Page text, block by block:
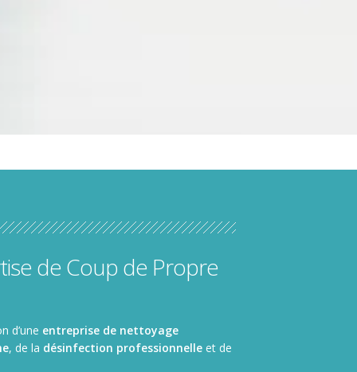
de Coup de Propre
d’une entreprise de nettoyage
, de la désinfection professionnelle et de